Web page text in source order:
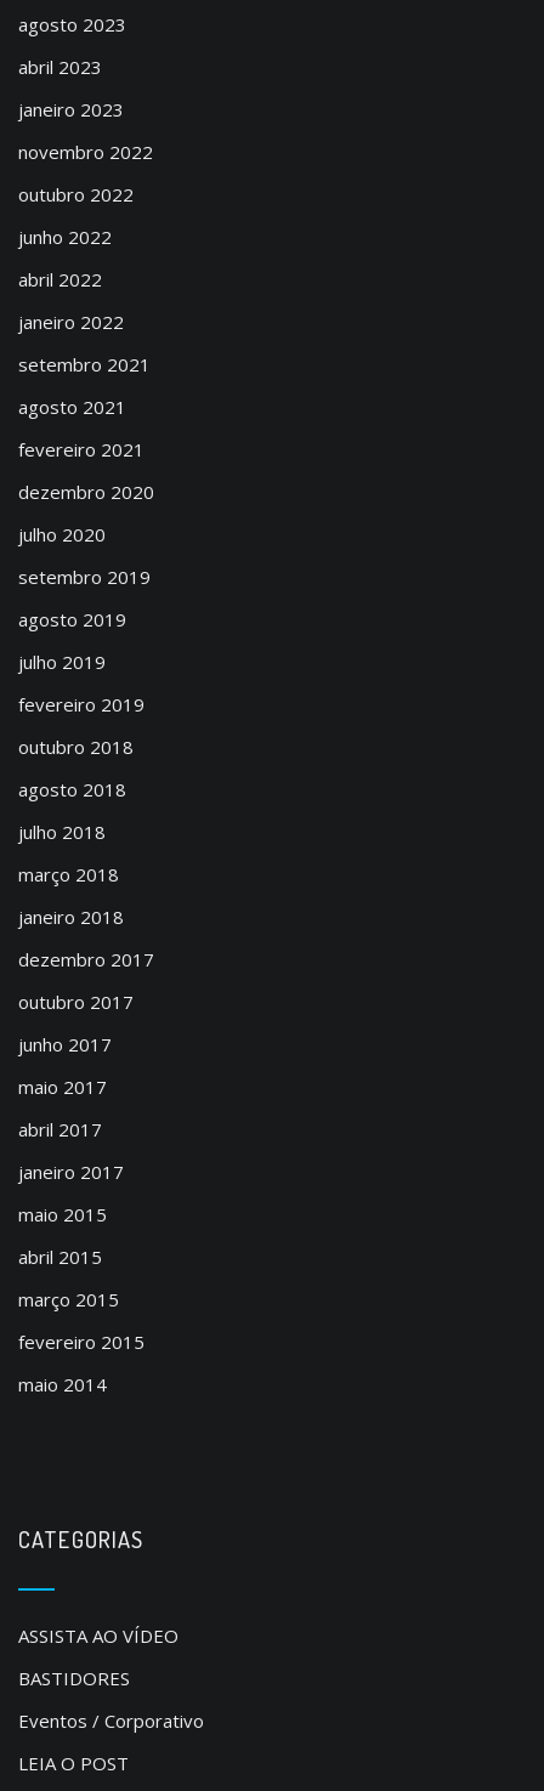
agosto 2023
abril 2023
janeiro 2023
novembro 2022
outubro 2022
junho 2022
abril 2022
janeiro 2022
setembro 2021
agosto 2021
fevereiro 2021
dezembro 2020
julho 2020
setembro 2019
agosto 2019
julho 2019
fevereiro 2019
outubro 2018
agosto 2018
julho 2018
março 2018
janeiro 2018
dezembro 2017
outubro 2017
junho 2017
maio 2017
abril 2017
janeiro 2017
maio 2015
abril 2015
março 2015
fevereiro 2015
maio 2014
CATEGORIAS
ASSISTA AO VÍDEO
BASTIDORES
Eventos / Corporativo
LEIA O POST